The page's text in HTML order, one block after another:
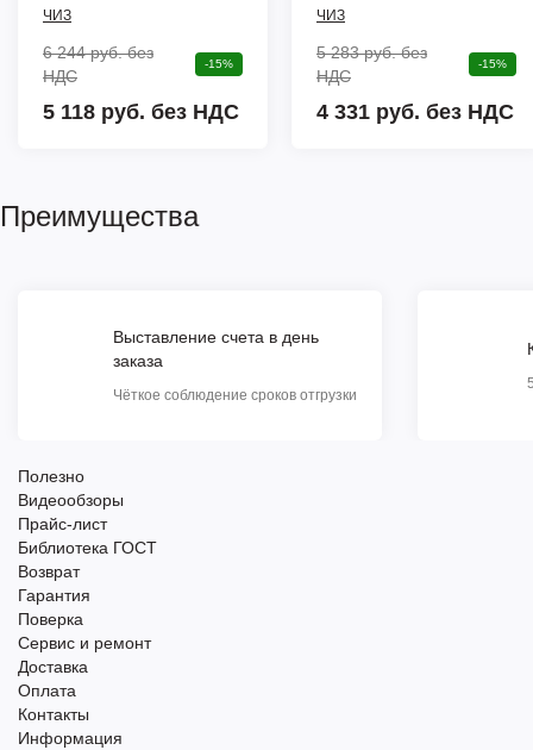
ЧИЗ
6 244 руб.без
НДС
-15%
5 118 руб. без НДС
ЧИЗ
5 283 руб.без
НДС
-15%
4 331 руб. без НДС
Преимущества
Выставление счета в день
заказа
Чёткое соблюдение сроков отгрузки
Полезно
Видеообзоры
Прайс-лист
Библиотека ГОСТ
Возврат
Гарантия
Поверка
Сервис и ремонт
Доставка
Оплата
Контакты
Информация